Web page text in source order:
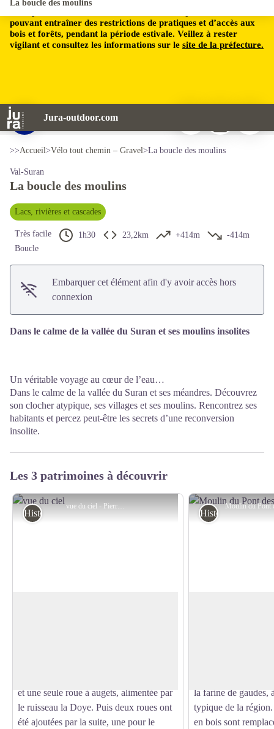
pouvant entraîner des restrictions de pratiques et d’accès aux
bois et forêts, pendant la période estivale. Veillez à rester
vigilant et consultez les informations sur le site de la préfecture.
Jura-outdoor.com
La boucle des moulins
Moulin Pont des Vents - OT Clairvaux-les-Lacs
Voir l'image en plein écran
>>Accueil>Vélo tout chemin – Gravel>La boucle des moulins
Val-Suran
La boucle des moulins
Lacs, rivières et cascades
Très facile 1h30 23,2km +414m
-414m
Boucle
Embarquer cet élément afin d'y avoir accès hors
connexion
Dans le calme de la vallée du Suran et ses moulins insolites
Un véritable voyage au cœur de l’eau…
Dans le calme de la vallée du Suran et ses méandres. Découvrez
son clocher atypique, ses villages et ses moulins. Rencontrez ses
habitants et percez peut-être les secrets d’une reconversion
insolite.
Les 3 patrimoines à découvrir
vue du ciel - Pierre Baccot
Histoire et Patrimoine
et une seule roue à augets, alimentée par
le ruisseau la Doye. Puis deux roues ont
été ajoutées par la suite, une pour le
Histoire et
la farine de gaudes,
typique de la
en bois sont